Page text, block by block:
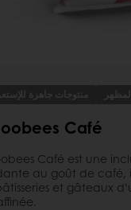
منتوجات جاهزة
Café
Café est une
au goût de café,
et gâteaux